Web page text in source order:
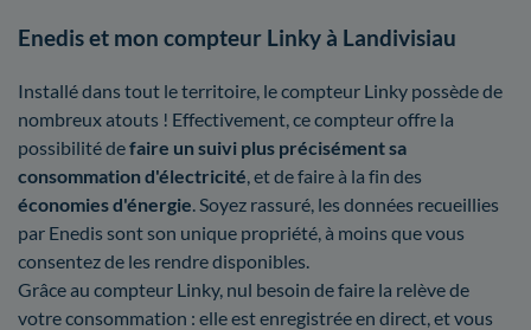
Enedis et mon compteur Linky à Landivisiau
Installé dans tout le territoire, le compteur Linky possède de
nombreux atouts ! Effectivement, ce compteur offre la
possibilité defaire un suivi plus précisément sa
consommation d'électricité , et de faire à la fin des
économies d'énergie . Soyez rassuré, les données recueillies
par Enedis sont son unique propriété, à moins que vous
consentez de les rendre disponibles.
Grâce au compteur Linky, nul besoin de faire la relève de
votre consommation : elle est enregistrée en direct, et vous